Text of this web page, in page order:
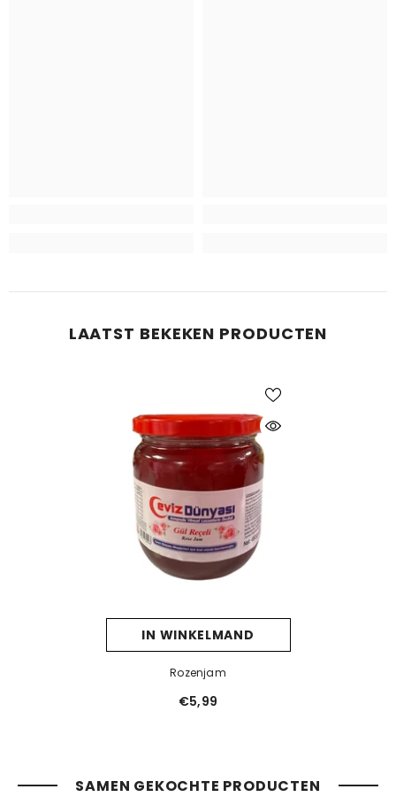
LAATST BEKEKEN PRODUCTEN
IN WINKELMAND
Rozenjam
€5,99
SAMEN GEKOCHTE PRODUCTEN